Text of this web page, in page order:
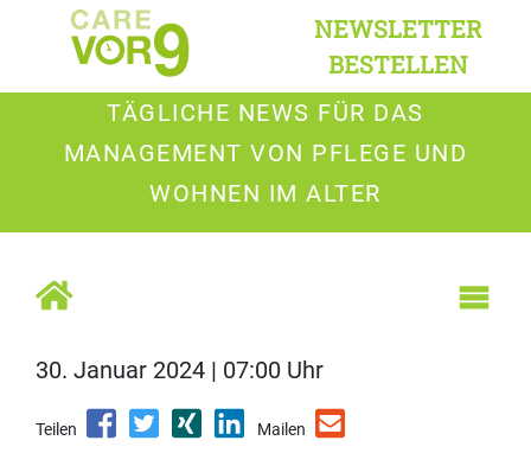
NEWSLETTER
BESTELLEN
TÄGLICHE NEWS FÜR DAS
MANAGEMENT VON PFLEGE UND
WOHNEN IM ALTER
30. Januar 2024 | 07:00 Uhr
Teilen Mailen